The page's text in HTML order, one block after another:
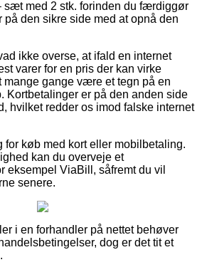
sæt med 2 stk. forinden du færdiggør
på den sikre side med at opnå den
ikke overse, at ifald en internet
varer for en pris der kan virke
mange gange være et tegn på en
Kortbetalinger er på den anden side
hvilket redder os imod falske internet
for køb med kort eller mobilbetaling.
kan du overveje et
eksempel ViaBill, såfremt du vil
senere.
i en forhandler på nettet behøver
dog er det tit et